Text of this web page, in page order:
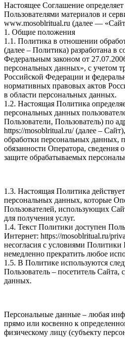
Настоящее Соглашение
Пользователями материалов и
www.mosoblritual.ru (далее —
1. Общие положения
1.1. Политика в отношении
(далее – Политика) разработана в
Федеральным законом от
персональных данных», с учетом
Российской Федерации и
нормативных правовых актов
в области персональных данных.
1.2. Настоящая Политика
персональных данных
Пользователи, Пользователь) по
https://mosoblritual.ru/ (далее –
обработки персональных данных,
обязанности Оператора, сведения
защите обрабатываемых
1.3. Настоящая Политика
персональных данных, которые
Пользователей, использующих
для получения услуг.
1.4. Текст Политики доступен
Интернет: https://mosoblritual.ru/
несогласия с условиями Политики
немедленно прекратить любое
1.5. В Политике используются
Пользователь – посетитель Сайта,
данных.
Персональные данные – любая
прямо или косвенно к
физическому лицу (субъекту